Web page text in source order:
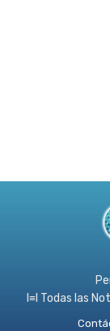
l≡l Todas las